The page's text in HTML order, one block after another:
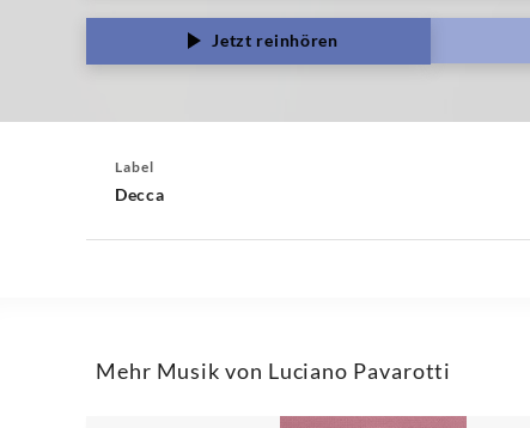
Jetzt reinhören
Label
Decca
Mehr Musik von Luciano Pavarotti